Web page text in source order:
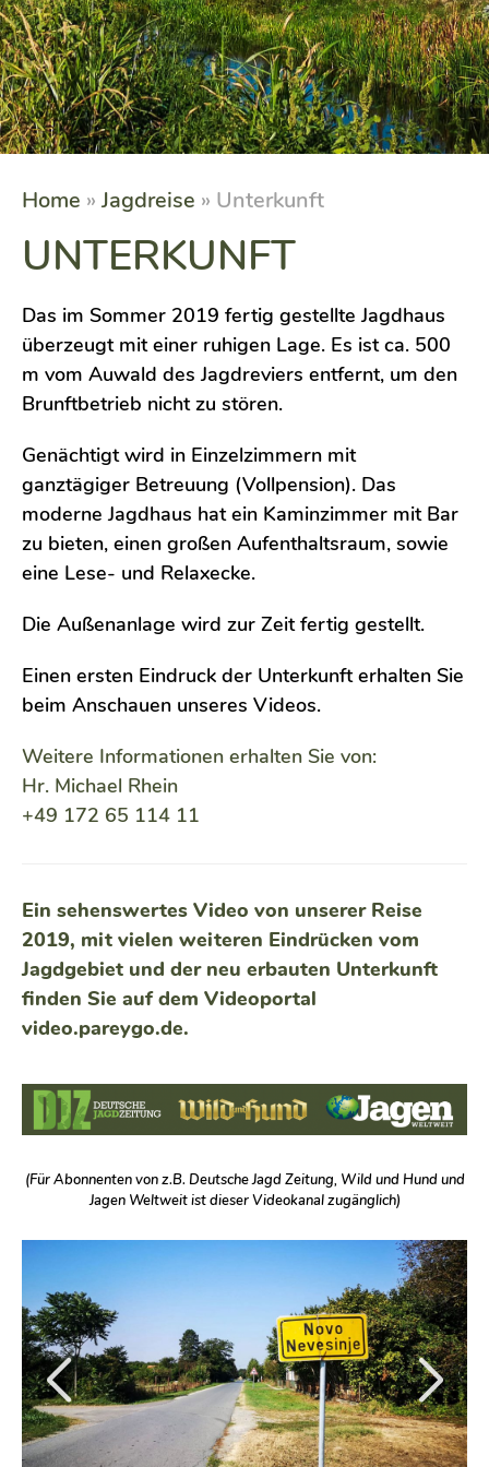
Home »Jagdreise » Unterkunft
UNTERKUNFT
Das im Sommer 2019 fertig gestellte Jagdhaus
überzeugt mit einer ruhigen Lage. Es ist ca. 500
m vom Auwald des Jagdreviers entfernt, um den
Brunftbetrieb nicht zu stören.
Genächtigt wird in Einzelzimmern mit
ganztägiger Betreuung (Vollpension). Das
moderne Jagdhaus hat ein Kaminzimmer mit Bar
zu bieten, einen großen Aufenthaltsraum, sowie
eine Lese- und Relaxecke.
Die Außenanlage wird zur Zeit fertig gestellt.
Einen ersten Eindruck der Unterkunft erhalten Sie
beim Anschauen unseres Videos.
Weitere Informationen erhalten Sie von:
Hr. Michael Rhein
+49 172 65 114 11
Ein sehenswertes Video von unserer Reise
2019, mit vielen weiteren Eindrücken vom
Jagdgebiet und der neu erbauten Unterkunft
finden Sie auf dem Videoportal
video.pareygo.de.
(Für Abonnenten von z.B. Deutsche Jagd Zeitung, Wild und Hund und
Jagen Weltweit ist dieser Videokanal zugänglich)